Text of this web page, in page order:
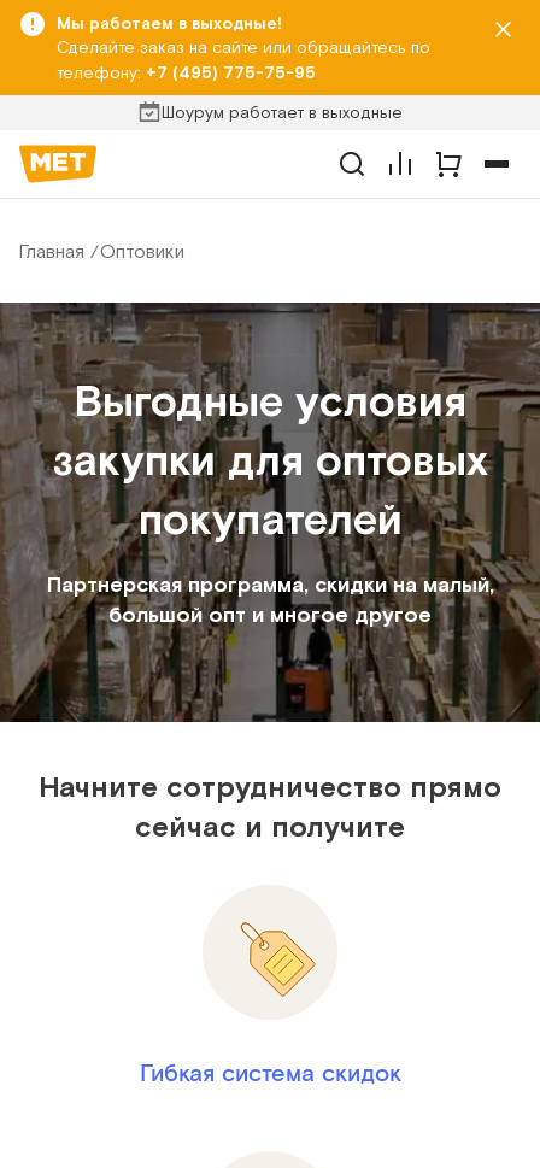
Мы работаем в выходные!
Сделайте заказ на сайте или обращайтесь по
телефону: +7 (495) 775-75-95
Шоурум работает в выходные
Главная Оптовики
Выгодные условия
закупки для оптовых
покупателей
Партнерская программа, скидки на малый,
большой опт и многое другое
Начните сотрудничество прямо
сейчас и получите
Гибкая система скидок